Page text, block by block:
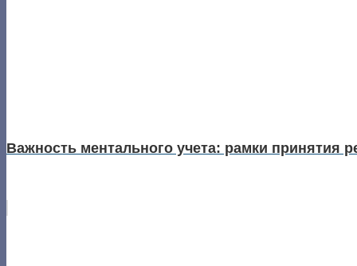
Важность ментального учета: рамки принятия